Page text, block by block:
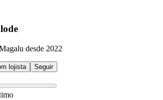
desde 2022
lojista Seguir